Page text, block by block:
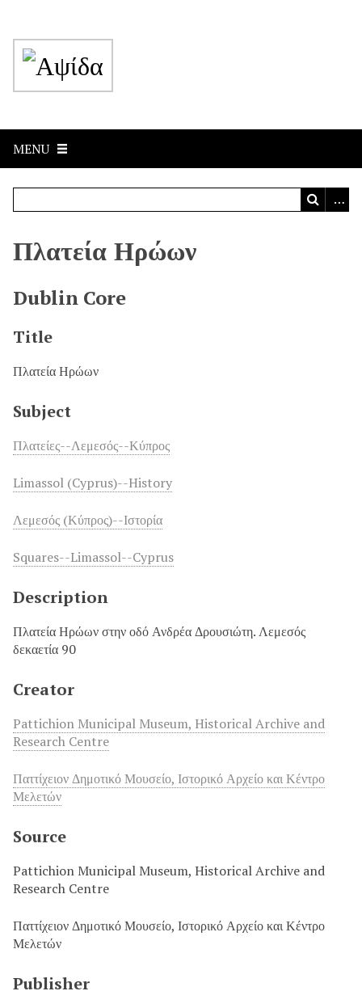
MENU
Πλατεία Ηρώων
Dublin Core
Title
Πλατεία Ηρώων
Subject
Πλατείες--Λεμεσός--Κύπρος
Limassol (Cyprus)--History
Λεμεσός (Κύπρος)--Ιστορία
Squares--Limassol--Cyprus
Description
Πλατεία Ηρώων στην οδό Ανδρέα Δρουσιώτη. Λεμεσός
δεκαετία 90
Creator
Pattichion Municipal Museum, Historical Archive and
Research Centre
Παττίχειον Δημοτικό Μουσείο, Ιστορικό Αρχείο και Κέντρο
Μελετών
Source
Pattichion Municipal Museum, Historical Archive and
Research Centre
Παττίχειον Δημοτικό Μουσείο, Ιστορικό Αρχείο και Κέντρο
Μελετών
Publisher